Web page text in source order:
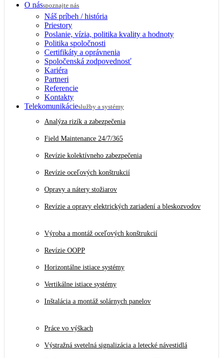
O násspoznajte nás
Náš príbeh / história
Priestory
Poslanie, vízia, politika kvality a hodnoty
Politika spoločnosti
Certifikáty a oprávnenia
Spoločenská zodpovednosť
Kariéra
Partneri
Referencie
Kontakty
Telekomunikácieslužby a systémy
Analýza rizík a zabezpečenia
Field Maintenance 24/7/365
Revízie kolektívneho zabezpečenia
Revízie oceľových konštrukcií
Opravy a nátery stožiarov
Revízie a opravy elektrických zariadení a bleskozvodov
Výroba a montáž oceľových konštrukcií
Revízie OOPP
Horizontálne istiace systémy
Vertikálne istiace systémy
Inštalácia a montáž solárnych panelov
Práce vo výškach
Výstražná svetelná signalizácia a letecké návestidlá